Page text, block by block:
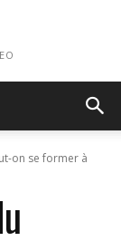
on se former à